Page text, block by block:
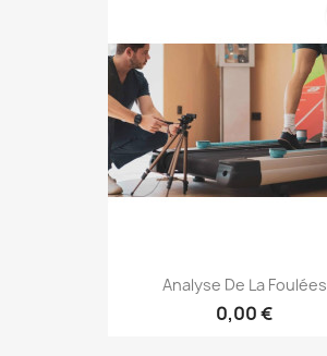
Analyse De La Foulées
0,00 €